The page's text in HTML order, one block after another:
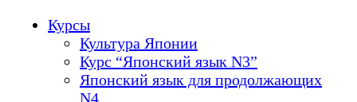
Курсы
Культура Японии
Курс “Японский язык N3”
Японский язык для продолжающих
N4